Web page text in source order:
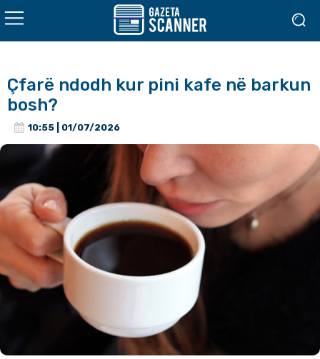
Çfarë ndodh kur pini kafe në barkun
bosh?
10:55 | 01/07/2026